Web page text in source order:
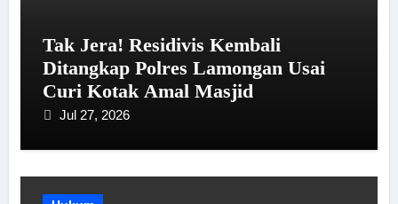
Tak Jera! Residivis Kembali
Ditangkap Polres Lamongan Usai
Curi Kotak Amal Masjid
Jul 27, 2026